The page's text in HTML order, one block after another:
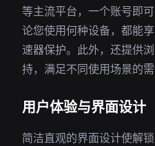
等主流平台，一个账号即
论您使用何种设备，都能
速器保护。此外，还提供
持，满足不同使用场景的需
用户体验与界面设计
简洁直观的界面设计使解